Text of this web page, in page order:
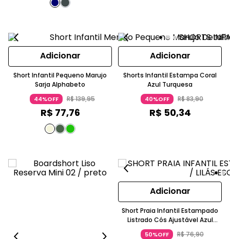
Adicionar
Short Infantil Pequeno Marujo
Sarja Alphabeto
44%OFF R$139,95
R$ 77,76
Adicionar
Shorts Infantil Estampa Coral
Azul Turquesa
40%OFF R$83,90
R$ 50,34
Adicionar
Short Praia Infantil Estampado
Listrado Cós Ajustável Azul
Listrado
50%OFF R$76,90